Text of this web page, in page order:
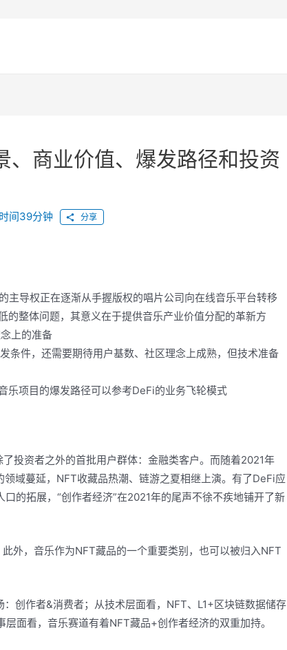
、商业价值、爆发路径和投资
间39分钟 分享
主导权正在逐渐从手握版权的唱片公司向在线音乐平台转移
整体问题，其意义在于提供音乐产业价值分配的革新方
上的准备
条件，还需要期待用户基数、社区理念上成熟，但技术准备
乐项目的爆发路径可以参考DeFi的业务飞轮模式
投资者之外的首批用户群体：金融类客户。而随着2021年
域蔓延，NFT收藏品热潮、链游之夏相继上演。有了DeFi应
的拓展，“创作者经济”在2021年的尾声不徐不疾地铺开了新
外，音乐作为NFT藏品的一个重要类别，也可以被归入NFT
创作者&消费者；从技术层面看，NFT、L1+区块链数据储存
面看，音乐赛道有着NFT藏品+创作者经济的双重加持。